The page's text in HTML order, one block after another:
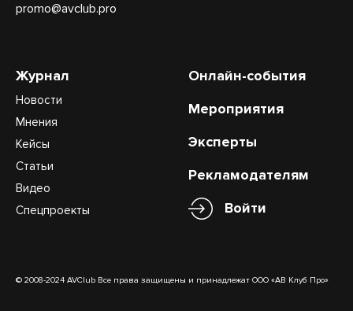
promo@avclub.pro
Журнал
Новости
Мнения
Кейсы
Статьи
Видео
Спецпроекты
Онлайн-события
Мероприятия
Эксперты
Рекламодателям
Войти
© 2008-2024 AVClub Все права защищены и принадлежат ООО «АВ Клуб Про»